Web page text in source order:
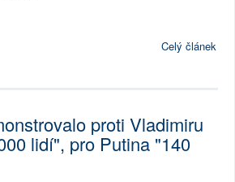
Celý článek
proti Vladimiru
lidí", pro Putina "140